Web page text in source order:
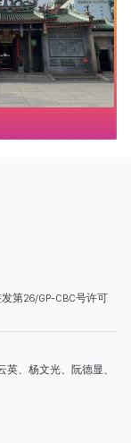
第26/GP-CBC号许可
、杨文光、阮德显、